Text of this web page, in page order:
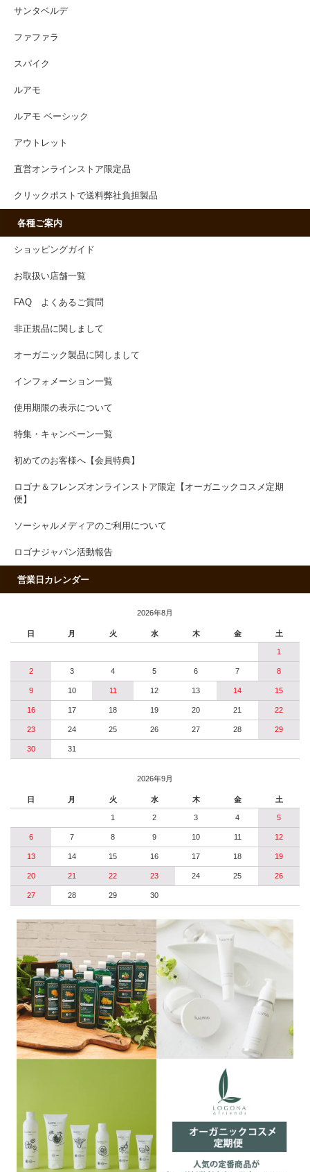
サンタベルデ
ファファラ
スパイク
ルアモ
ルアモ ベーシック
アウトレット
直営オンラインストア限定品
クリックポストで送料弊社負担製品
各種ご案内
ショッピングガイド
お取扱い店舗一覧
FAQ よくあるご質問
非正規品に関しまして
オーガニック製品に関しまして
インフォメーション一覧
使用期限の表示について
特集・キャンペーン一覧
初めてのお客様へ【会員特典】
ロゴナ＆フレンズオンラインストア限定【オーガニックコスメ定期
便】
ソーシャルメディアのご利用について
ロゴナジャパン活動報告
営業日カレンダー
2026年8月
日 月 火 水 木 金 土
1
2 3 4 5 6 7 8
9 10 11 12 13 14 15
16 17 18 19 20 21 22
23 24 25 26 27 28 29
30 31
2026年9月
日 月 火 水 木 金 土
1 2 3 4 5
6 7 8 9 10 11 12
13 14 15 16 17 18 19
20 21 22 23 24 25 26
27 28 29 30